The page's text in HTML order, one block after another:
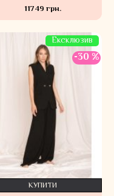
11749 грн.
Ексклюзив
-30 %
КУПИТИ